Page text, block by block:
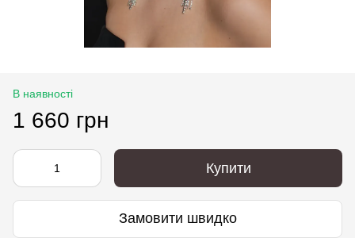
В наявності
1 660 грн
Купити
Замовити швидко